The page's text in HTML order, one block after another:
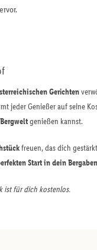
Gerichten
jeder Genießer auf seine
genießen kannst.​
freuen, das dich
Start in dein
ist für dich kostenlos.